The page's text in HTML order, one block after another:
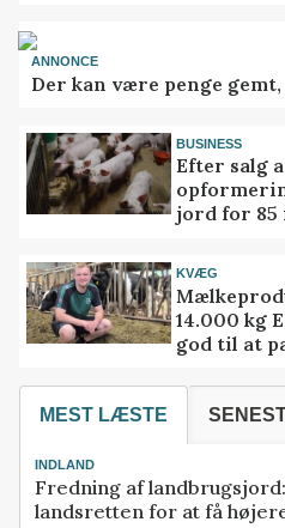
ANNONCE
Der kan være penge
BUSINESS
Efter salg
jord for
KVÆG
14.000 kg
god til at
MEST LÆSTE
INDLAND
Fredning af
landsretten for at få